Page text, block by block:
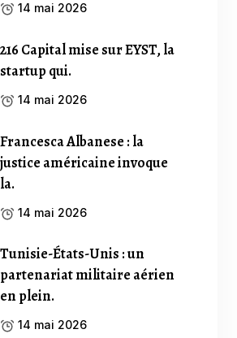
14 mai 2026
216 Capital mise sur EYST, la
startup qui.
14 mai 2026
Francesca Albanese : la
justice américaine invoque
la.
14 mai 2026
Tunisie-États-Unis : un
partenariat militaire aérien
en plein.
14 mai 2026